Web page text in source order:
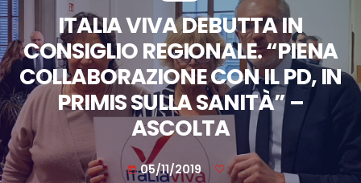
ITALIA VIVA DEBUTTA IN
CONSIGLIO REGIONALE. “PIENA
COLLABORAZIONE CON IL PD, IN
PRIMIS SULLA SANITÀ” –
ASCOLTA
today 05/11/2019